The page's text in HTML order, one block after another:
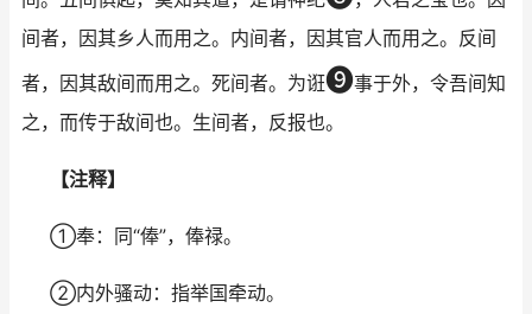
间者，因其乡人而用之。内间者，因其官人而用之。反间
者，因其敌间而用之。死间者。为诳➒事于外，令吾间知
之，而传于敌间也。生间者，反报也。
【注释】
①奉：同“俸”，俸禄。
②内外骚动：指举国牵动。